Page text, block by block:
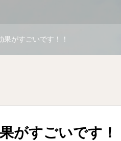
果がすごいです！！
がすごいです！